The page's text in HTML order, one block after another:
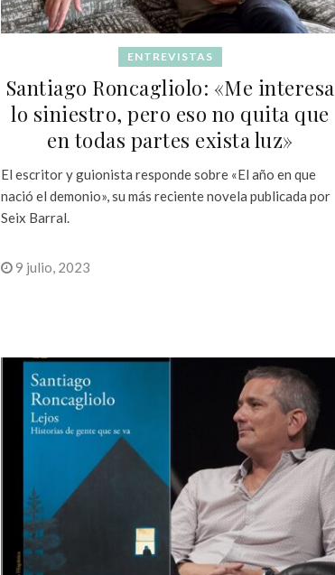
ENTREVISTAS
Santiago Roncagliolo: «Me interesa
lo siniestro, pero eso no quita que
en todas partes exista luz»
El escritor y guionista responde sobre «El año en que
nació el demonio», su más reciente novela publicada por
Seix Barral.
9 julio, 2023